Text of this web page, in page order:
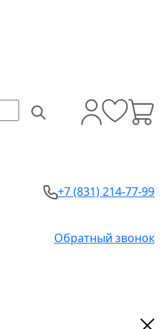
+7 (831) 214-77-99
Обратный звонок